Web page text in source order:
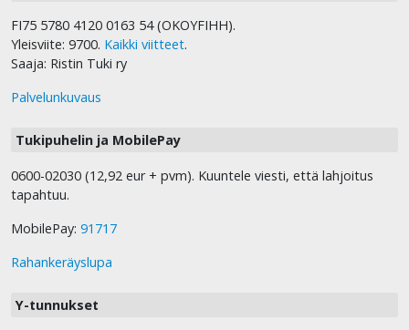
FI75 5780 4120 0163 54 (OKOYFIHH).
Yleisviite: 9700. Kaikki viitteet.
Saaja: Ristin Tuki ry
Palvelunkuvaus
Tukipuhelin ja MobilePay
0600-02030 (12,92 eur + pvm). Kuuntele viesti, että lahjoitus
tapahtuu.
MobilePay: 91717
Rahankeräyslupa
Y-tunnukset